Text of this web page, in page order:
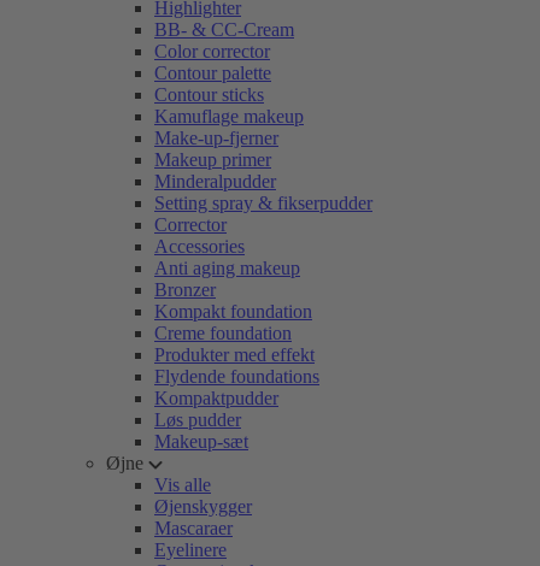
Highlighter
BB- & CC-Cream
Color corrector
Contour palette
Contour sticks
Kamuflage makeup
Make-up-fjerner
Makeup primer
Minderalpudder
Setting spray & fikserpudder
Corrector
Accessories
Anti aging makeup
Bronzer
Kompakt foundation
Creme foundation
Produkter med effekt
Flydende foundations
Kompaktpudder
Løs pudder
Makeup-sæt
Øjne
Vis alle
Øjenskygger
Mascaraer
Eyelinere